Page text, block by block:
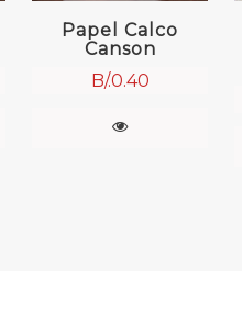
Papel Calco
Canson
B/.0.40